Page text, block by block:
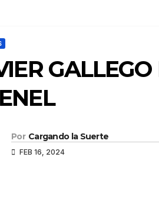
Por Cargando la Suerte
FEB 16, 2024